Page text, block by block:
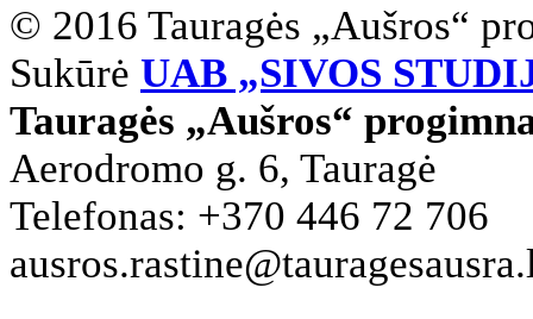
© 2016 Tauragės „Aušros“
Sukūrė UAB „SIVOS
Tauragės „Aušros“
Aerodromo g. 6, Tauragė
Telefonas: +370 446 72 706